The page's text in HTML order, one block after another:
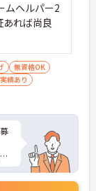
ヘルパー2
れば尚良
無資格OK
績あり